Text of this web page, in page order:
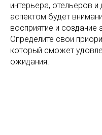
интерьера, отельеров
аспектом будет
восприятие и
Определите свои
который сможет
ожидания.